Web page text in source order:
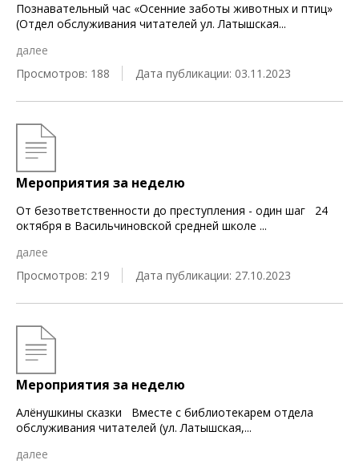
Познавательный час «Осенние заботы животных и птиц»
(Отдел обслуживания читателей ул. Латышская...
далее
Просмотров: 188
Дата публикации: 03.11.2023
Мероприятия за неделю
От безответственности до преступления - один шаг 24
октября в Васильчиновской средней школе ...
далее
Просмотров: 219
Дата публикации: 27.10.2023
Мероприятия за неделю
Алёнушкины сказки Вместе с библиотекарем отдела
обслуживания читателей (ул. Латышская,...
далее